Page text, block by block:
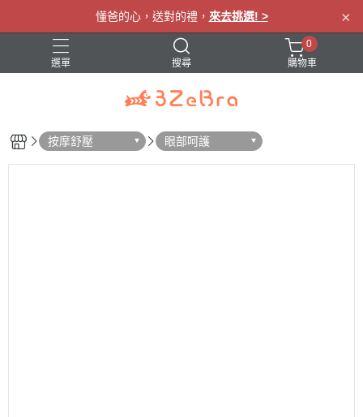
懂爸的心，送對的禮， 來去挑選! > ×
選單 搜尋
眼罩 肩頸按摩 腰部按摩 腿部按摩
0
購物車
按摩舒壓 眼部呵護